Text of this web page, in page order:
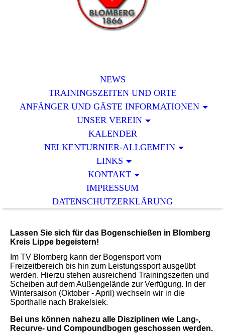
NEWS
TRAININGSZEITEN UND ORTE
ANFÄNGER UND GÄSTE INFORMATIONEN
UNSER VEREIN
KALENDER
NELKENTURNIER-ALLGEMEIN
LINKS
KONTAKT
IMPRESSUM
DATENSCHUTZERKLÄRUNG
Lassen Sie sich für das Bogenschießen in Blomberg
Kreis Lippe begeistern!
Im TV Blomberg kann der Bogensport vom
Freizeitbereich bis hin zum Leistungssport ausgeübt
werden. Hierzu stehen ausreichend Trainingszeiten und
Scheiben auf dem Außengelände zur Verfügung. In der
Wintersaison (Oktober - April) wechseln wir in die
Sporthalle nach Brakelsiek.
Bei uns können nahezu alle Disziplinen wie Lang-,
Recurve- und Compoundbogen geschossen werden.